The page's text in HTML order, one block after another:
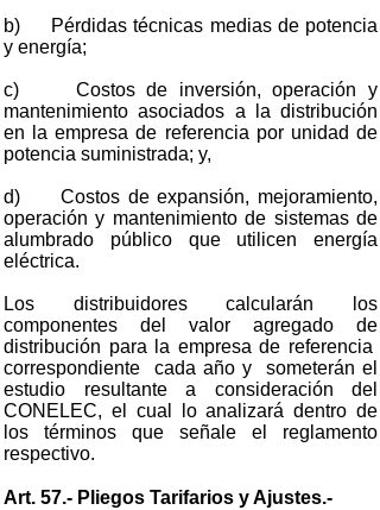
b) Pérdidas técnicas medias de potencia
y energía;
c) Costos de inversión, operación y
mantenimiento asociados a la distribución
en la empresa de referencia por unidad de
potencia suministrada; y,
d) Costos de expansión, mejoramiento,
operación y mantenimiento de sistemas de
alumbrado público que utilicen energía
eléctrica.
Los distribuidores calcularán los
componentes del valor agregado de
distribución para la empresa de referencia
correspondiente cada año y someterán el
estudio resultante a consideración del
CONELEC, el cual lo analizará dentro de
los términos que señale el reglamento
respectivo.
Art. 57.- Pliegos Tarifarios y Ajustes.-